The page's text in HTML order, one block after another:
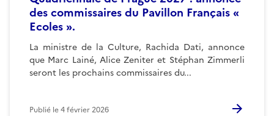
des commissaires du Pavillon Français «
Ecoles ».
La ministre de la Culture, Rachida Dati, annonce
que Marc Lainé, Alice Zeniter et Stéphan Zimmerli
seront les prochains commissaires du...
Publié le4 février 2026